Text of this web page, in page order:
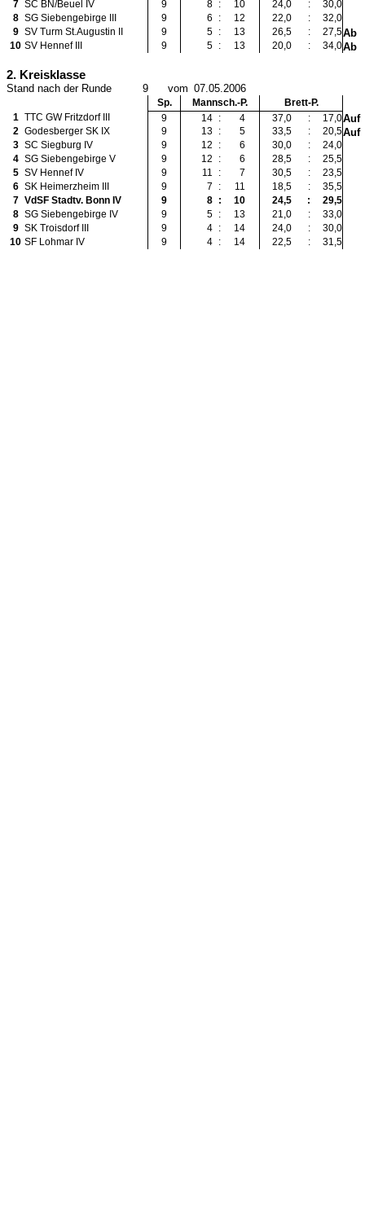
7 SC BN/Beuel IV 9 8 : 10 24,0 :
30,0
8 SG Siebengebirge III 9 6 : 12 22,0 :
32,0
9 SV Turm St.Augustin II 9 5 : 13 26,5 : 27,5Ab
10 SV Hennef III 9 5 : 13 20,0 : 34,0Ab
2. Kreisklasse
Stand nach der Runde 9 vom 07.05.2006
Sp. Mannsch.-P.
Brett-P.
1 TTC GW Fritzdorf III 9 14 : 4 37,0 : 17,0Auf
2 Godesberger SK IX 9 13 : 5 33,5 : 20,5Auf
3 SC Siegburg IV 9 12 : 6 30,0 :
24,0
4 SG Siebengebirge V 9 12 : 6 28,5 :
25,5
5 SV Hennef IV 9 11 : 7 30,5 :
23,5
6 SK Heimerzheim III 9 7 : 11 18,5 :
35,5
7 VdSF Stadtv. Bonn IV 9 8 : 10 24,5 :
29,5
8 SG Siebengebirge IV 9 5 : 13 21,0 :
33,0
9 SK Troisdorf III 9 4 : 14 24,0 :
30,0
10 SF Lohmar IV 9 4 : 14 22,5 : 31,5